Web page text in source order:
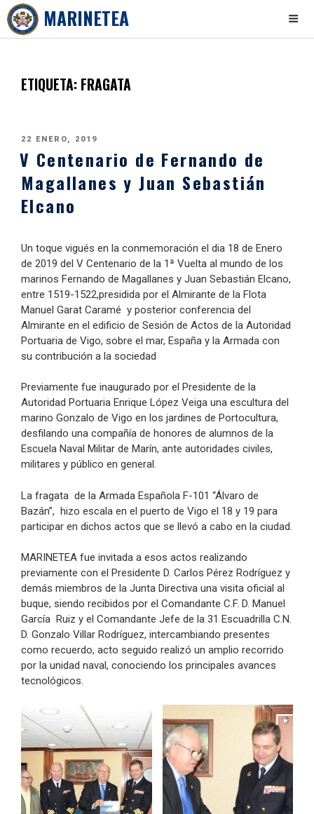
content
MARINETEA
ETIQUETA: FRAGATA
PUBLICADO
22 ENERO, 2019
V Centenario de Fernando de
Magallanes y Juan Sebastián
Elcano
Un toque vigués en la conmemoración el dia 18 de Enero
de 2019 del V Centenario de la 1ª Vuelta al mundo de los
marinos Fernando de Magallanes y Juan Sebastián Elcano,
entre 1519-1522,presidida por el Almirante de la Flota
Manuel Garat Caramé y posterior conferencia del
Almirante en el edificio de Sesión de Actos de la Autoridad
Portuaria de Vigo, sobre el mar, España y la Armada con
su contribución a la sociedad
Previamente fue inaugurado por el Presidente de la
Autoridad Portuaria Enrique López Veiga una escultura del
marino Gonzalo de Vigo en los jardines de Portocultura,
desfilando una compañía de honores de alumnos de la
Escuela Naval Militar de Marín, ante autoridades civiles,
militares y público en general.
La fragata de la Armada Española F-101 “Álvaro de
Bazán”, hizo escala en el puerto de Vigo el 18 y 19 para
participar en dichos actos que se llevó a cabo en la ciudad.
MARINETEA fue invitada a esos actos realizando
previamente con el Presidente D. Carlos Pérez Rodríguez y
demás miembros de la Junta Directiva una visita oficial al
buque, siendo recibidos por el Comandante C.F. D. Manuel
García Ruiz y el Comandante Jefe de la 31 Escuadrilla C.N.
D. Gonzalo Villar Rodríguez, intercambiando presentes
como recuerdo, acto seguido realizó un amplio recorrido
por la unidad naval, conociendo los principales avances
tecnológicos.